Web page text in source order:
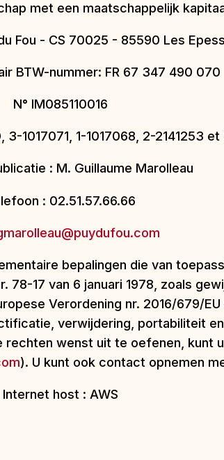
met een maatschappelijk
Fou - CS 70025 - 85590 Les
BTW-nummer: FR 67 347 490 070
N° IM085110016
3-1017071, 1-1017068, 2-2141253
: M. Guillaume Marolleau
: 02.51.57.66.66
bepalingen die van
78-17 van 6 januari 1978, zoals
Verordening nr. 2016/679/
verwijdering, portabiliteit
wenst uit te oefenen, kunt
). U kunt ook contact opnemen
Internet host : AWS